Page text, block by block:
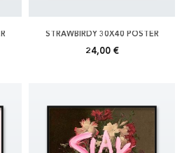
STRAWBIRDY 30X40 POSTER
24,00 €